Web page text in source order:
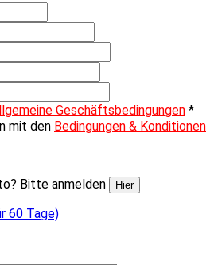
Geschäftsbedingungen *
mit den Bedingungen & Konditionen
Bitte anmelden
Hier
60 Tage)